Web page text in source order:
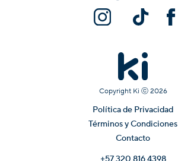
Copyright Ki ⓒ 2026
Política de Privacidad
Términos y Condiciones
Contacto